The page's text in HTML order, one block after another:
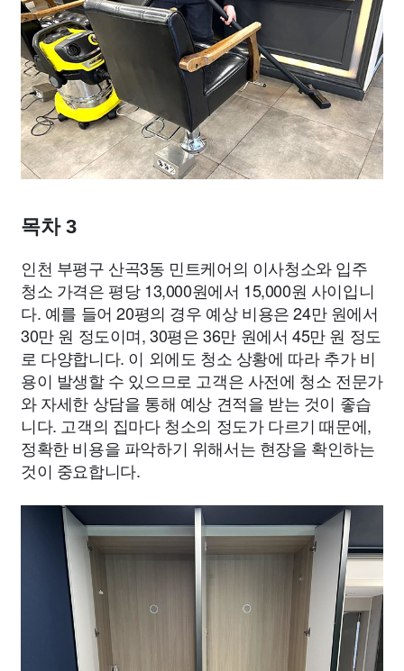
목차 3
인천 부평구 산곡3동 민트케어의 이사청소와 입주
청소 가격은 평당 13,000원에서 15,000원 사이입니
다. 예를 들어 20평의 경우 예상 비용은 24만 원에서
30만 원 정도이며, 30평은 36만 원에서 45만 원 정도
로 다양합니다. 이 외에도 청소 상황에 따라 추가 비
용이 발생할 수 있으므로 고객은 사전에 청소 전문가
와 자세한 상담을 통해 예상 견적을 받는 것이 좋습
니다. 고객의 집마다 청소의 정도가 다르기 때문에,
정확한 비용을 파악하기 위해서는 현장을 확인하는
것이 중요합니다.